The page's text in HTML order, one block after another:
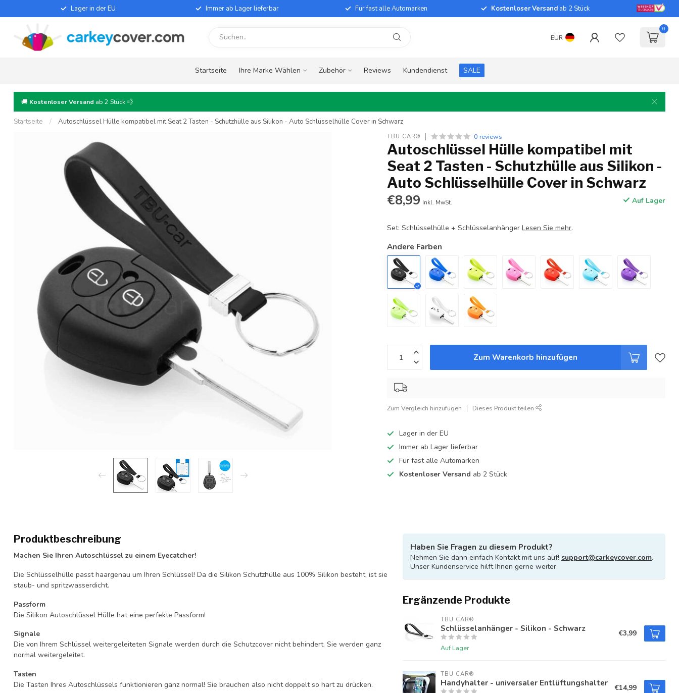
Lager in der EU Immer ab Lager lieferbar Für fast alle Automarken Kostenloser Versand ab 2 Stück
EUR
0
Startseite Ihre Marke Wählen Zubehör Reviews Kundendienst SALE
🚚 Kostenloser Versand ab 2 Stück 💨
Startseite / Autoschlüssel Hülle kompatibel mit Seat 2 Tasten - Schutzhülle aus Silikon - Auto Schlüsselhülle Cover in Schwarz
TBU CAR® 0 reviews
Autoschlüssel Hülle kompatibel mit
Seat 2 Tasten - Schutzhülle aus Silikon -
Auto Schlüsselhülle Cover in Schwarz
€8,99 Inkl. MwSt. Auf Lager
Set: Schlüsselhülle + SchlüsselanhängerLesen Sie mehr.
Andere Farben
Zum Warenkorb hinzufügen
Zum Vergleich hinzufügen Dieses Produkt teilen
Lager in der EU
Immer ab Lager lieferbar
Für fast alle Automarken
Kostenloser Versand ab 2 Stück
Produktbeschreibung
Machen Sie Ihren Autoschlüssel zu einem Eyecatcher!
Die Schlüsselhülle passt haargenau um Ihren Schlüssel! Da die Silikon Schutzhülle aus 100% Silikon besteht, ist sie
staub- und spritzwasserdicht.
Passform
Die Silikon Autoschlüssel Hülle hat eine perfekte Passform!
Signale
Die von Ihrem Schlüssel weitergeleiteten Signale werden durch die Schutzcover nicht behindert. Sie werden ganz
normal weitergeleitet.
Tasten
Die Tasten Ihres Autoschlüssels funktionieren ganz normal! Sie brauchen also nicht doppelt so hart zu drücken.
Haben Sie Fragen zu diesem Produkt?
Nehmen Sie dann einfach Kontakt mit uns auf! support@carkeycover.com.
Unser Kundenservice hilft Ihnen gerne weiter.
Ergänzende Produkte
TBU CAR®
Schlüsselanhänger - Silikon - Schwarz
Auf Lager
€3,99
TBU CAR®
Handyhalter - universaler Entlüftungshalter €14,99